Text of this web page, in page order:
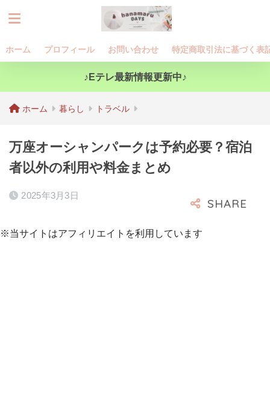
ホーム プロフィール お問い合わせ 特定商取引法に基づく表
♪Eテレ最新情報更新中♪
ホーム 暮らし トラベル
万座オーシャンパークは予約必要？宿泊
者以外の利用や料金まとめ
2025年3月3日
※当サイトはアフィリエイトを利用しています